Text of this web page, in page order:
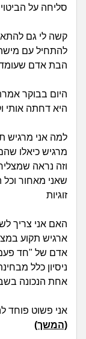
סליחה על הביטוי
קשה לי גם
להתחיל עם
הבת אדם שעומדת
היום בבוקר
היא דחתה אותי
למה אני מרגיש
מרגיש כיאלו
וזה נראה
שאני מאחור
זוגיות
האם אני צריך
ארגיש תקוע
אדם של "חד
ניסיון כלל
אחת הנכונה
אני פשוט פוחד
(המשך)